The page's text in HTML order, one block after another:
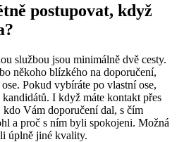
postupovat, když
službou jsou minimálně dvě cesty.
někoho blízkého na doporučení,
Pokud vybíráte po vlastní ose,
I když máte kontakt přes
kdo Vám doporučení dal, s čím
a proč s ním byli spokojeni. Možná
úplně jiné kvality.